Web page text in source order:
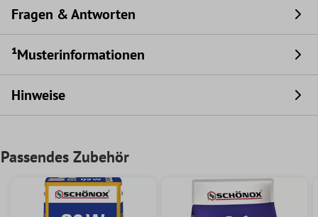
Fragen & Antworten
¹Musterinformationen
Hinweise
Passendes Zubehör